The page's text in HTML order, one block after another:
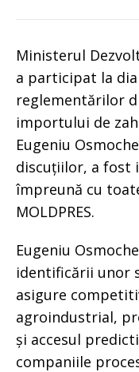
Ministerul
a participat la
reglementărilor
importului de
Eugeniu
discuțiilor, a fost
împreună cu
MOLDPRES.
Eugeniu
identificării unor
asigure
agroindustrial,
și accesul
companiile